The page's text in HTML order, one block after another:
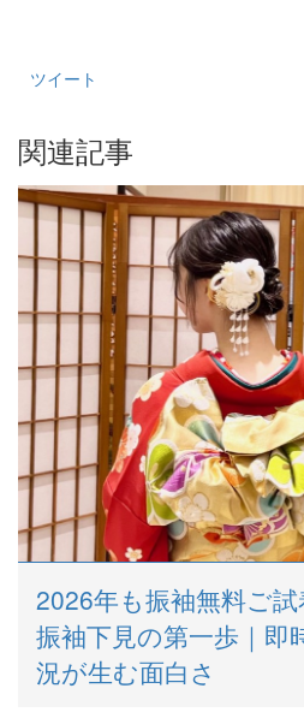
ツイート
関連記事
2026年も振袖無料ご試
振袖下見の第一歩｜即
況が生む面白さ